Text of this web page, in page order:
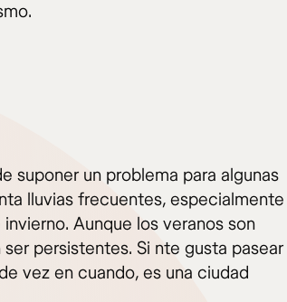
suponer un problema para algunas
lluvias frecuentes, especialmente
Aunque los veranos son
persistentes. Si nte gusta pasear
vez en cuando, es una ciudad